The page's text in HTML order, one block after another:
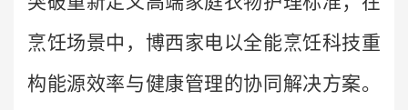
烹饪场景中，博西家电以全能烹饪科技重
构能源效率与健康管理的协同解决方案。